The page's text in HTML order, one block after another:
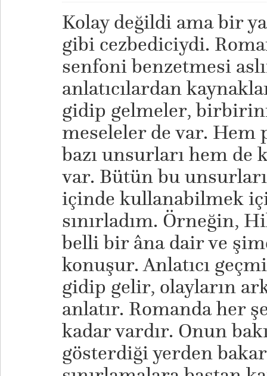
Kolay değildi ama bir
gibi cezbediciydi.
senfoni benzetmesi
anlatıcılardan
gidip gelmeler,
meseleler de var. Hem
bazı unsurları hem de
var. Bütün bu
içinde kullanabilmek
sınırladım. Örneğin,
belli bir âna dair ve
konuşur. Anlatıcı
gidip gelir, olayların
anlatır. Romanda her
kadar vardır. Onun
gösterdiği yerden